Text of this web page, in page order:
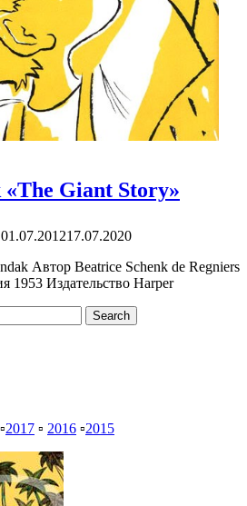
Giant Story»
01.07.201217.07.2020
Автор Beatrice Schenk de Regniers
Издательство Harper
Search
▫2017 ▫ 2016 ▫2015